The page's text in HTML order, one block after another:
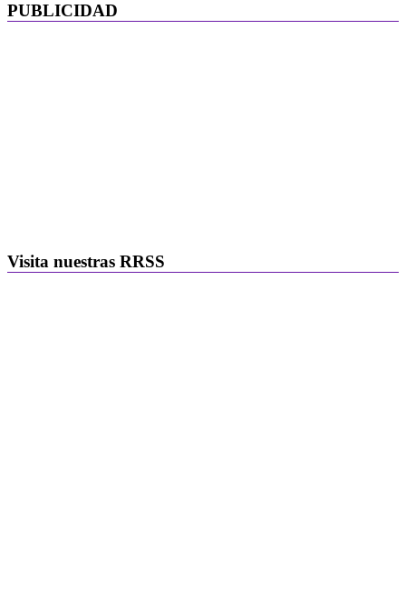
PUBLICIDAD
Visita nuestras RRSS